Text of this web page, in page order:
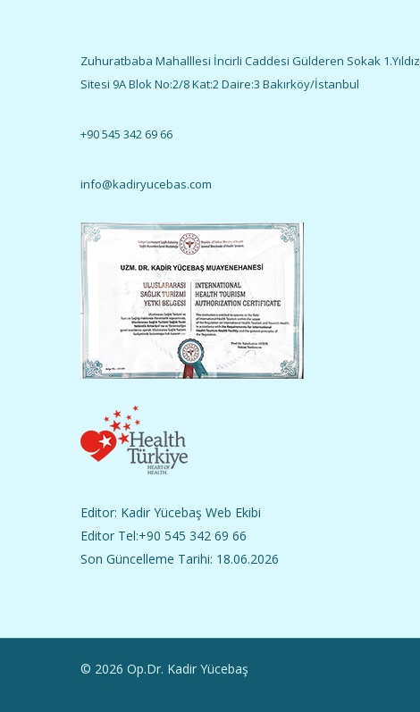
Zuhuratbaba Mahalllesi İncirli Caddesi Gülderen Sokak 1.Yıldız
Sitesi 9A Blok No:2/8 Kat:2 Daire:3 Bakırköy/İstanbul
+90 545 342 69 66
info@kadiryucebas.com
Editor: Kadir Yücebaş Web Ekibi
Editor Tel:+90 545 342 69 66
Son Güncelleme Tarihi: 18.06.2026
© 2026 Op.Dr. Kadir Yücebaş